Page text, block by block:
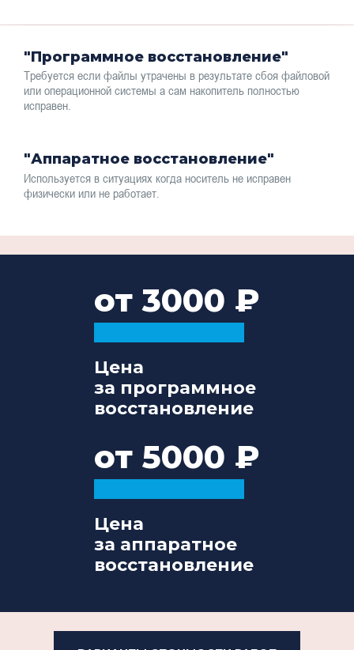
"Программное восстановление"
Требуется если файлы утрачены в результате сбоя файловой
или операционной системы а сам накопитель полностью
исправен.
"Аппаратное восстановление"
Используется в ситуациях когда носитель не исправен
физически или не работает.
от 3000
Цена
за программное
восстановление
от 5000
Цена
за аппаратное
восстановление